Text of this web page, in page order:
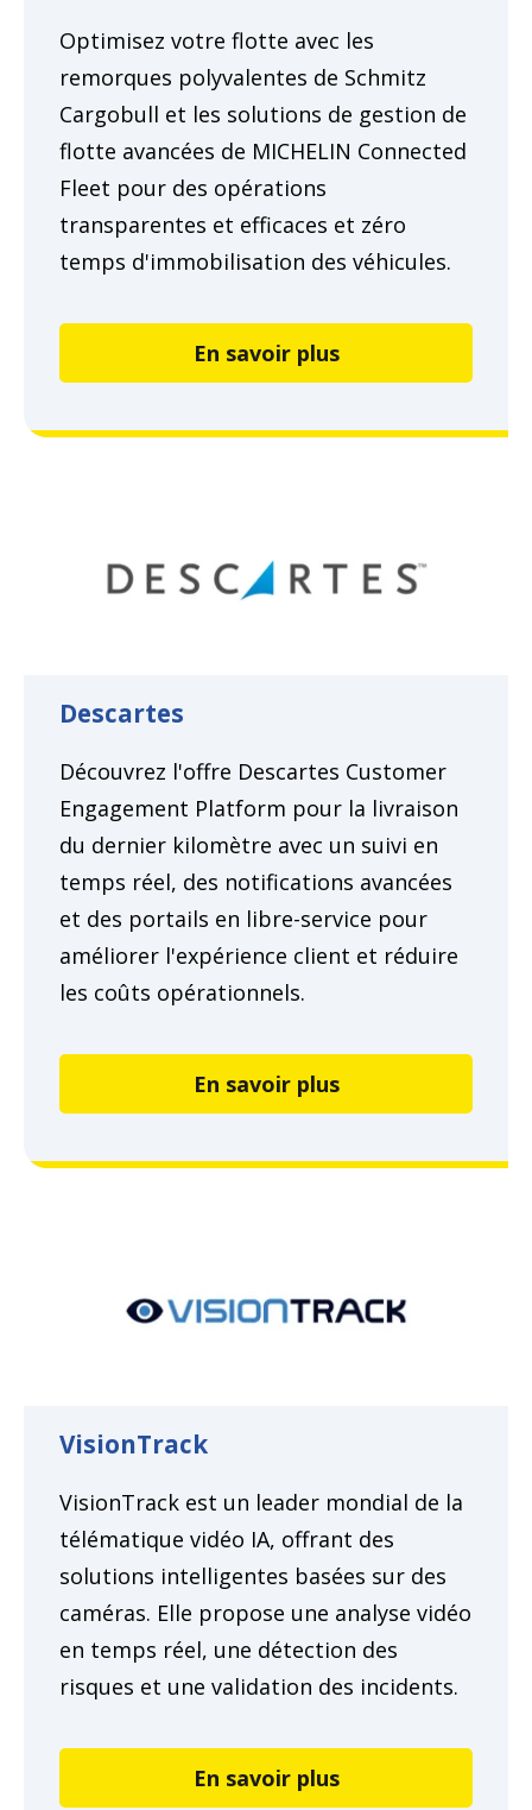
Optimisez votre flotte avec les
remorques polyvalentes de Schmitz
Cargobull et les solutions de gestion de
flotte avancées de MICHELIN Connected
Fleet pour des opérations
transparentes et efficaces et zéro
temps d'immobilisation des véhicules.
En savoir plus
Descartes
Découvrez l'offre Descartes Customer
Engagement Platform pour la livraison
du dernier kilomètre avec un suivi en
temps réel, des notifications avancées
et des portails en libre-service pour
améliorer l'expérience client et réduire
les coûts opérationnels.
En savoir plus
VisionTrack
VisionTrack est un leader mondial de la
télématique vidéo IA, offrant des
solutions intelligentes basées sur des
caméras. Elle propose une analyse vidéo
en temps réel, une détection des
risques et une validation des incidents.
En savoir plus